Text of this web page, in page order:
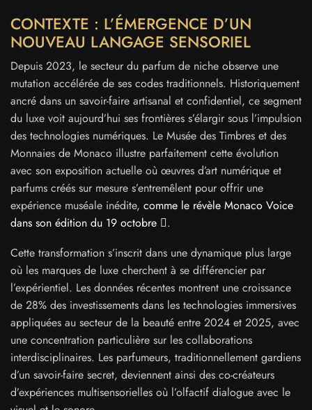
CONTEXTE : L’ÉMERGENCE D’UN
NOUVEAU LANGAGE SENSORIEL
Depuis 2023, le secteur du parfum de niche observe une
mutation accélérée de ses codes traditionnels. Historiquement
ancré dans un savoir-faire artisanal et confidentiel, ce segment
du luxe voit aujourd’hui ses frontières s’élargir sous l’impulsion
des technologies numériques. Le Musée des Timbres et des
Monnaies de Monaco illustre parfaitement cette évolution
avec son exposition actuelle où œuvres d’art numérique et
parfums créés sur mesure s’entremêlent pour offrir une
expérience muséale inédite, comme le révèle Monaco Voice
dans son édition du 19 octobre
.
Cette transformation s’inscrit dans une dynamique plus large
où les marques de luxe cherchent à se différencier par
l’expérientiel. Les données récentes montrent une croissance
de 28% des investissements dans les technologies immersives
appliquées au secteur de la beauté entre 2024 et 2025, avec
une concentration particulière sur les collaborations
interdisciplinaires. Les parfumeurs, traditionnellement gardiens
d’un savoir-faire secret, deviennent ainsi des co-créateurs
d’expériences multisensorielles où l’olfactif dialogue avec le